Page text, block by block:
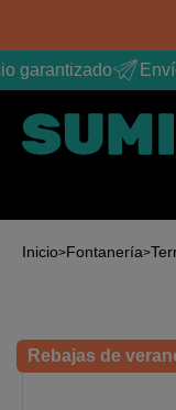
garantizado
Inicio Fontanería
Rebajas de